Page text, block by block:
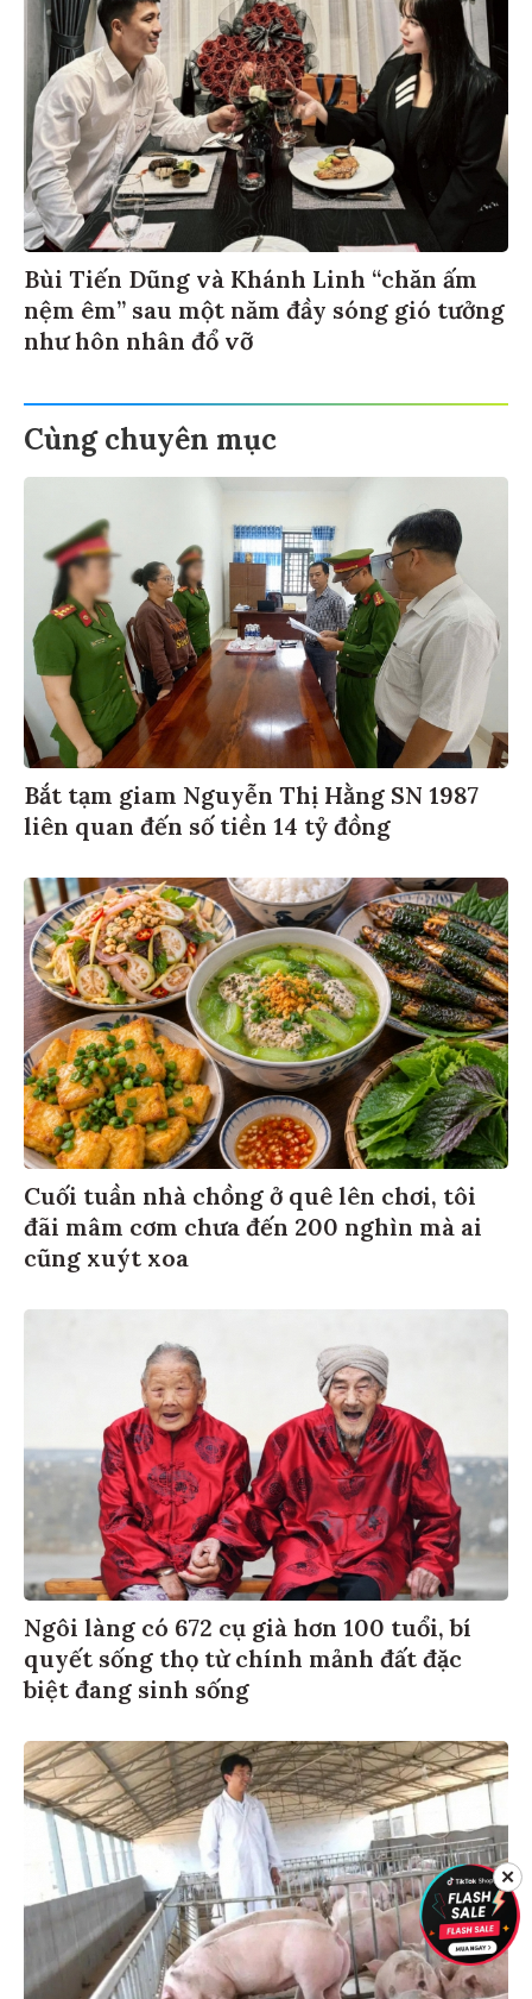
Bùi Tiến Dũng và Khánh Linh “chăn ấm
nệm êm” sau một năm đầy sóng gió tưởng
như hôn nhân đổ vỡ
Cùng chuyên mục
Bắt tạm giam Nguyễn Thị Hằng SN 1987
liên quan đến số tiền 14 tỷ đồng
Cuối tuần nhà chồng ở quê lên chơi, tôi
đãi mâm cơm chưa đến 200 nghìn mà ai
cũng xuýt xoa
Ngôi làng có 672 cụ già hơn 100 tuổi, bí
quyết sống thọ từ chính mảnh đất đặc
biệt đang sinh sống
✕